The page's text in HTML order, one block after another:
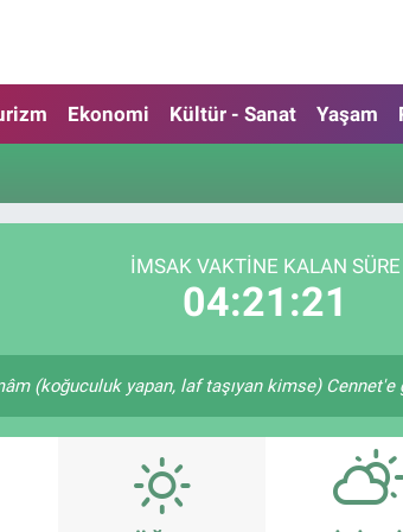
Ekonomi Kültür - Sanat Yaşam
İMSAK VAKTINE KALAN SÜRE
04:21:20
(koğuculuk yapan, laf taşıyan kimse)